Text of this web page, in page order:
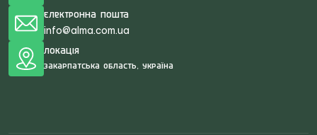
Електронна пошта
info@alma.com.ua
Локація
Закарпатська область, Україна